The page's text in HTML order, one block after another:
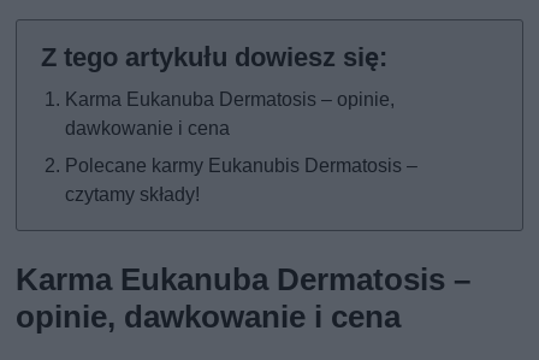
Karma Eukanuba Dermatosis – opinie,
dawkowanie i cena
Polecane karmy Eukanubis Dermatosis –
czytamy składy!
Karma Eukanuba Dermatosis –
opinie, dawkowanie i cena